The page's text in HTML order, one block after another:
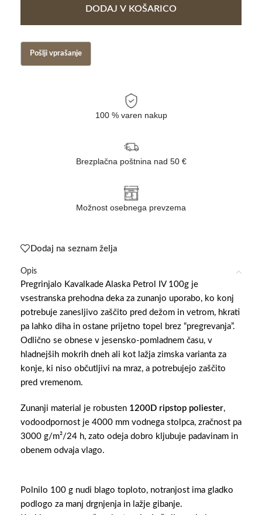
DODAJ V KOŠARICO
100 % varen nakup
Brezplačna poštnina nad 50 €
Možnost osebnega prevzema
Dodaj na seznam želja
Opis
Pregrinjalo Kavalkade Alaska Petrol IV 100g je
vsestranska prehodna deka za zunanjo uporabo, ko konj
potrebuje zanesljivo zaščito pred dežom in vetrom, hkrati
pa lahko diha in ostane prijetno topel brez “pregrevanja”.
Odlično se obnese v jesensko-pomladnem času, v
hladnejših mokrih dneh ali kot lažja zimska varianta za
konje, ki niso občutljivi na mraz, a potrebujejo zaščito
pred vremenom.
Zunanji material je robusten 1200D ripstop poliester,
vodoodpornost je 4000 mm vodnega stolpca, zračnost pa
3000 g/m²/24 h, zato odeja dobro kljubuje padavinam in
obenem odvaja vlago.
Polnilo 100 g nudi blago toploto, notranjost ima gladko
podlogo za manj drgnjenja in lažje gibanje.